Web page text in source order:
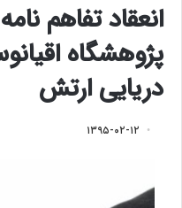
انعقاد تفاهم
پژوهشگاه
دریایی ارتش
۱۳۹۵-۰۲-۱۲